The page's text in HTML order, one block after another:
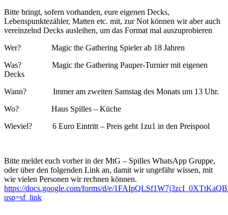
Bitte bringt, sofern vorhanden, eure eigenen Decks,
Lebenspunktezähler, Matten etc. mit, zur Not können wir aber auch
vereinzelnd Decks ausleihen, um das Format mal auszuprobieren
Wer? Magic the Gathering Spieler ab 18 Jahren
Was? Magic the Gathering Pauper-Turnier mit eigenen
Decks
Wann? Immer am zweiten Samstag des Monats um 13 Uhr.
Wo? Haus Spilles – Küche
Wieviel? 6 Euro Eintritt – Preis geht 1zu1 in den Preispool
Bitte meldet euch vorher in der MtG – Spilles WhatsApp Gruppe,
oder über den folgenden Link an, damit wir ungefähr wissen, mit
wie vielen Personen wir rechnen können.
https://docs.google.com/forms/d/e/
usp=sf_link